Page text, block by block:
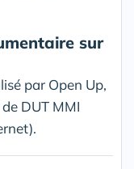
sur
par Open Up,
DUT MMI